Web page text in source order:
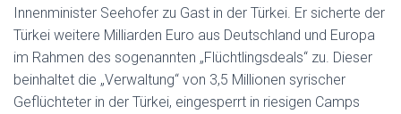
Innenminister Seehofer zu Gast in der Türkei. Er sicherte der
Türkei weitere Milliarden Euro aus Deutschland und Europa
im Rahmen des sogenannten „Flüchtlingsdeals“ zu. Dieser
beinhaltet die „Verwaltung“ von 3,5 Millionen syrischer
Geflüchteter in der Türkei, eingesperrt in riesigen Camps